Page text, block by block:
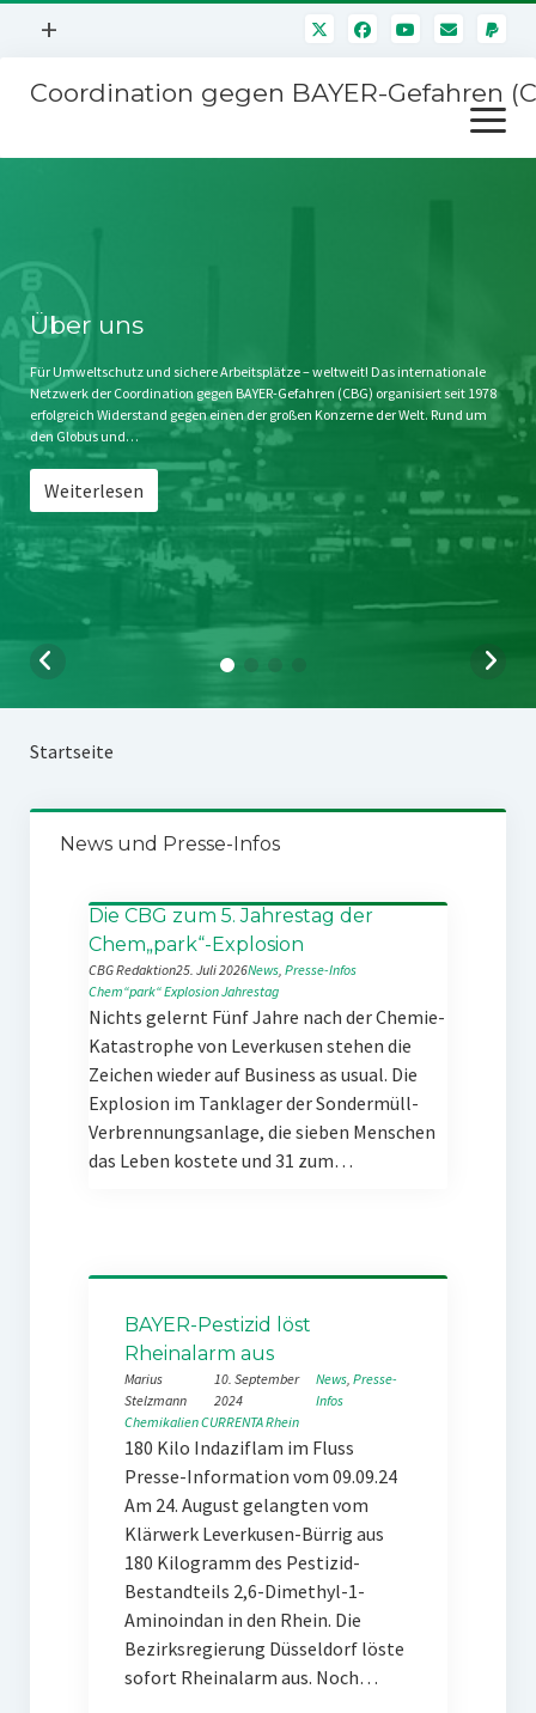
Menü
+
Mitmachen
Kontakt
Impressum
Störfälle
Coordination gegen BAYER-Gefahren
Menü
öffnen
Stichwort BAYER
Jahrestagung
SPENDEN
Über uns
Für Umweltschutz und sichere Arbeitsplätze – weltweit! Das internationale
Netzwerk der Coordination gegen BAYER-Gefahren (CBG) organisiert seit 1978
erfolgreich Widerstand gegen einen der großen Konzerne der Welt. Rund um
den Globus und…
Weiterlesen
Startseite
News und Presse-Infos
Die CBG zum 5. Jahrestag der
Chem„park“-Explosion
CBG Redaktion25. Juli 2026News, Presse-Infos
Chem“park“ExplosionJahrestag
Nichts gelernt Fünf Jahre nach der Chemie-
Katastrophe von Leverkusen stehen die
Zeichen wieder auf Business as usual. Die
Explosion im Tanklager der Sondermüll-
Verbrennungsanlage, die sieben Menschen
das Leben kostete und 31 zum…
BAYER-Pestizid löst
Rheinalarm aus
Marius
Stelzmann
10. September
2024
News, Presse-
Infos
ChemikalienCURRENTARhein
180 Kilo Indaziflam im Fluss
Presse-Information vom 09.09.24
Am 24. August gelangten vom
Klärwerk Leverkusen-Bürrig aus
180 Kilogramm des Pestizid-
Bestandteils 2,6-Dimethyl-1-
Aminoindan in den Rhein. Die
Bezirksregierung Düsseldorf löste
sofort Rheinalarm aus. Noch…